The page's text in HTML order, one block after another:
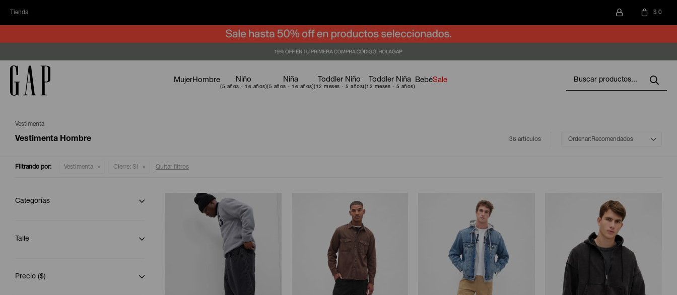
Tienda $ 0
MujerHombre Niño Niña Toddler Niño Toddler Niña BebéSale
Vestimenta
Vestimenta Hombre 36 artículos Recomendados
Filtrando por: Vestimenta Cierre: Si Quitar filtros
Categorías
Talle
Precio ($)